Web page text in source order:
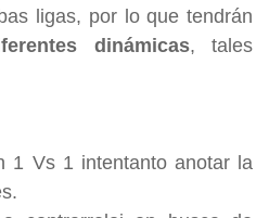
ligas, por lo que tendrán
dinámicas, tales
1 Vs 1 intentanto anotar la